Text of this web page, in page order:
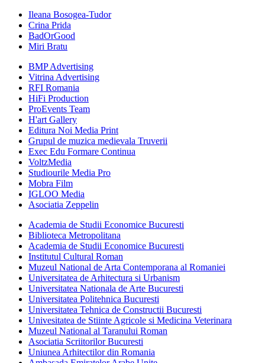
Ileana Bosogea-Tudor
Crina Prida
BadOrGood
Miri Bratu
BMP Advertising
Vitrina Advertising
RFI Romania
HiFi Production
ProEvents Team
H'art Gallery
Editura Noi Media Print
Grupul de muzica medievala Truverii
Exec Edu Formare Continua
VoltzMedia
Studiourile Media Pro
Mobra Film
IGLOO Media
Asociatia Zeppelin
Academia de Studii Economice Bucuresti
Biblioteca Metropolitana
Academia de Studii Economice Bucuresti
Institutul Cultural Roman
Muzeul National de Arta Contemporana al Romaniei
Universitatea de Arhitectura si Urbanism
Universitatea Nationala de Arte Bucuresti
Universitatea Politehnica Bucuresti
Universitatea Tehnica de Constructii Bucuresti
Univesitatea de Stiinte Agricole si Medicina Veterinara
Muzeul National al Taranului Roman
Asociatia Scriitorilor Bucuresti
Uniunea Arhitectilor din Romania